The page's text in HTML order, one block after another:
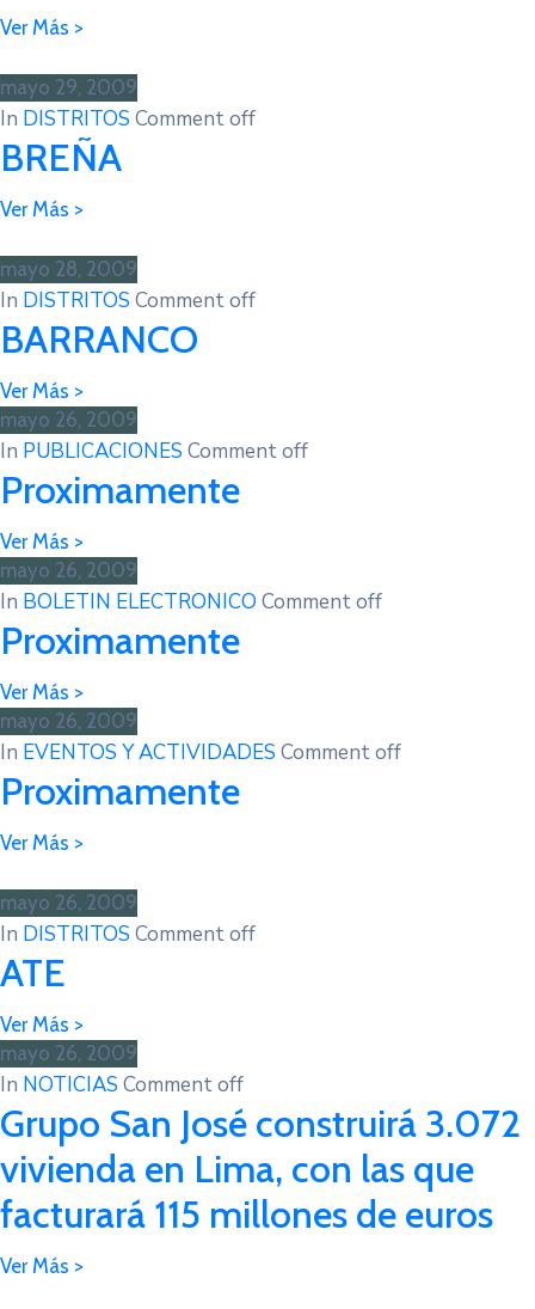
mayo 29, 2009
In DISTRITOS Comment off
BREÑA
mayo 28, 2009
In DISTRITOS Comment off
BARRANCO
mayo 26, 2009
In PUBLICACIONES Comment off
Proximamente
mayo 26, 2009
In BOLETIN ELECTRONICO Comment off
Proximamente
mayo 26, 2009
In EVENTOS Y ACTIVIDADES Comment off
Proximamente
mayo 26, 2009
In DISTRITOS Comment off
ATE
mayo 26, 2009
In NOTICIAS Comment off
Grupo San José construirá 3.072
vivienda en Lima, con las que
facturará 115 millones de euros